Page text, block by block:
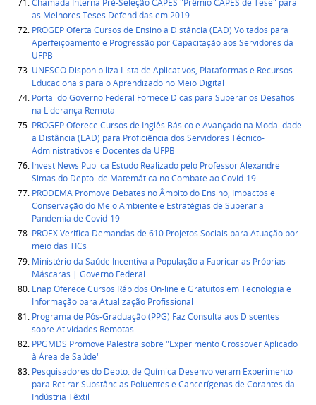
as Melhores Teses Defendidas em 2019
PROGEP Oferta Cursos de Ensino a Distância (EAD) Voltados para
Aperfeiçoamento e Progressão por Capacitação aos Servidores da
UFPB
UNESCO Disponibiliza Lista de Aplicativos, Plataformas e Recursos
Educacionais para o Aprendizado no Meio Digital
Portal do Governo Federal Fornece Dicas para Superar os Desafios
na Liderança Remota
PROGEP Oferece Cursos de Inglês Básico e Avançado na Modalidade
a Distância (EAD) para Proficiência dos Servidores Técnico-
Administrativos e Docentes da UFPB
Invest News Publica Estudo Realizado pelo Professor Alexandre
Simas do Depto. de Matemática no Combate ao Covid-19
PRODEMA Promove Debates no Âmbito do Ensino, Impactos e
Conservação do Meio Ambiente e Estratégias de Superar a
Pandemia de Covid-19
PROEX Verifica Demandas de 610 Projetos Sociais para Atuação por
meio das TICs
Ministério da Saúde Incentiva a População a Fabricar as Próprias
Máscaras | Governo Federal
Enap Oferece Cursos Rápidos On-line e Gratuitos em Tecnologia e
Informação para Atualização Profissional
Programa de Pós-Graduação (PPG) Faz Consulta aos Discentes
sobre Atividades Remotas
PPGMDS Promove Palestra sobre "Experimento Crossover Aplicado
à Área de Saúde"
Pesquisadores do Depto. de Química Desenvolveram Experimento
para Retirar Substâncias Poluentes e Cancerígenas de Corantes da
Indústria Têxtil